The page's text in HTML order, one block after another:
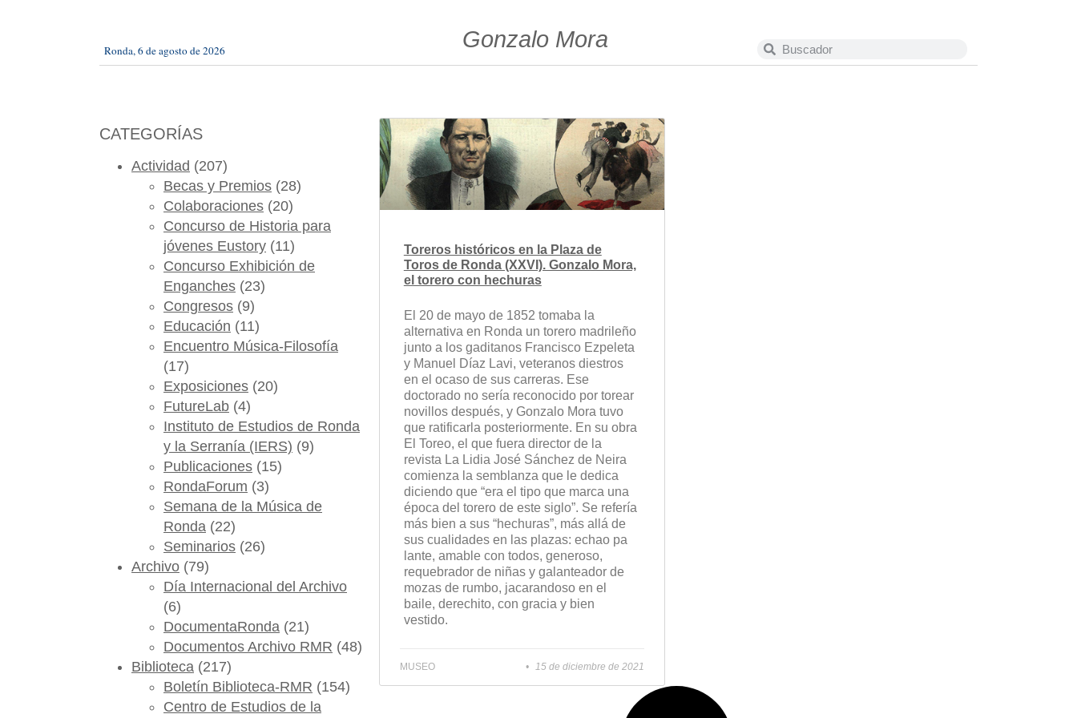
Ronda, 6 de agosto de 2026 Gonzalo Mora
CATEGORÍAS
Actividad (207)
Becas y Premios (28)
Colaboraciones (20)
Concurso de Historia para
jóvenes Eustory (11)
Concurso Exhibición de
Enganches (23)
Congresos (9)
Educación (11)
Encuentro Música-Filosofía
(17)
Exposiciones (20)
FutureLab (4)
Instituto de Estudios de Ronda
y la Serranía (IERS) (9)
Publicaciones (15)
RondaForum (3)
Semana de la Música de
Ronda (22)
Seminarios (26)
Archivo (79)
Día Internacional del Archivo
(6)
DocumentaRonda (21)
Documentos Archivo RMR (48)
Biblioteca (217)
Boletín Biblioteca-RMR (154)
Centro de Estudios de la
Toreros históricos en la Plaza de
Toros de Ronda (XXVI). Gonzalo Mora,
el torero con hechuras
El 20 de mayo de 1852 tomaba la
alternativa en Ronda un torero madrileño
junto a los gaditanos Francisco Ezpeleta
y Manuel Díaz Lavi, veteranos diestros
en el ocaso de sus carreras. Ese
doctorado no sería reconocido por torear
novillos después, y Gonzalo Mora tuvo
que ratificarla posteriormente. En su obra
El Toreo, el que fuera director de la
revista La Lidia José Sánchez de Neira
comienza la semblanza que le dedica
diciendo que “era el tipo que marca una
época del torero de este siglo”. Se refería
más bien a sus “hechuras”, más allá de
sus cualidades en las plazas: echao pa
lante, amable con todos, generoso,
requebrador de niñas y galanteador de
mozas de rumbo, jacarandoso en el
baile, derechito, con gracia y bien
vestido.
MUSEO 15 de diciembre de 2021